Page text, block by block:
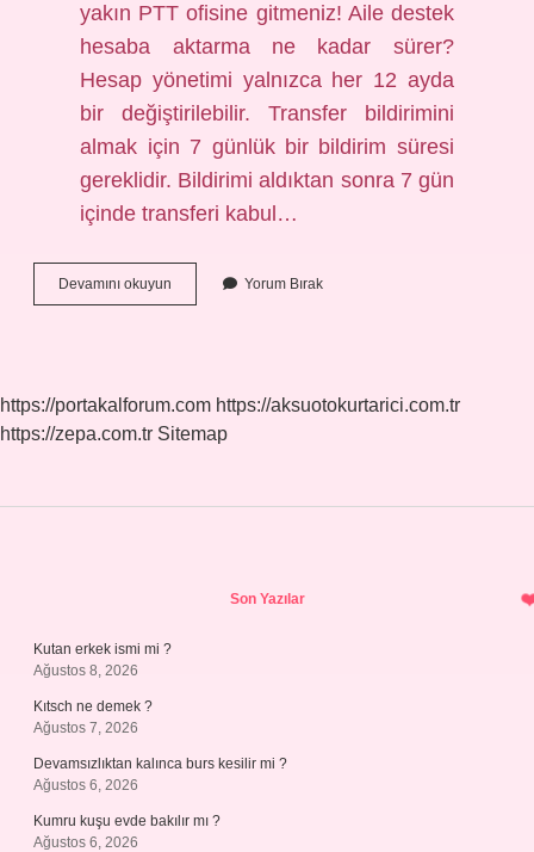
yakın PTT ofisine gitmeniz! Aile destek
hesaba aktarma ne kadar sürer?
Hesap yönetimi yalnızca her 12 ayda
bir değiştirilebilir. Transfer bildirimini
almak için 7 günlük bir bildirim süresi
gereklidir. Bildirimi aldıktan sonra 7 gün
içinde transferi kabul…
Devamını okuyun
Devletten
Aktarma
Nasıl
Yorum Bırak
https://portakalforum.com https://aksuotokurtarici.com.tr
https://zepa.com.tr Sitemap
Son Yazılar
Kutan erkek ismi mi ?
Ağustos 8, 2026
Kıtsch ne demek ?
Ağustos 7, 2026
Devamsızlıktan kalınca burs kesilir mi ?
Ağustos 6, 2026
Kumru kuşu evde bakılır mı ?
Ağustos 6, 2026